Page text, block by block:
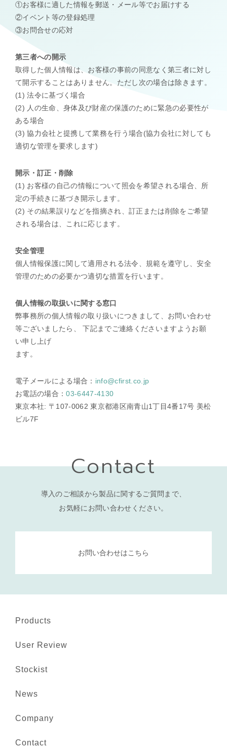
①お客様に適した情報を郵送・メール等でお届けする
②イベント等の登録処理
③お問合せの応対
第三者への開示
取得した個人情報は、お客様の事前の同意なく第三者に対し
て開示することはありません。ただし次の場合は除きます。
(1) 法令に基づく場合
(2) 人の生命、身体及び財産の保護のために緊急の必要性が
ある場合
(3) 協力会社と提携して業務を行う場合(協力会社に対しても
適切な管理を要求します)
開示・訂正・削除
(1) お客様の自己の情報について照会を希望される場合、所
定の手続きに基づき開示します。
(2) その結果誤りなどを指摘され、訂正または削除をご希望
される場合は、これに応じます。
安全管理
個人情報保護に関して適用される法令、規範を遵守し、安全
管理のための必要かつ適切な措置を行います。
個人情報の取扱いに関する窓口
弊事務所の個人情報の取り扱いにつきまして、お問い合わせ
等ございましたら、 下記までご連絡くださいますようお願
い申し上げ
ます。
電子メールによる場合： info@cfirst.co.jp
お電話の場合：03-6447-4130
東京本社: 〒107-0062 東京都港区南青山1丁目4番17号 美松
ビル7F
Contact
導入のご相談から製品に関するご質問まで、
お気軽にお問い合わせください。
お問い合わせはこちら
Products
User Review
Stockist
News
Company
Contact